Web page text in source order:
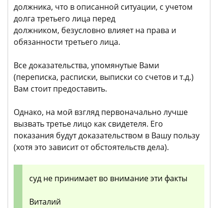
должника, что в описанной ситуации, с учетом
долга третьего лица перед
должником, безусловно влияет на права и
обязанности третьего лица.
Все доказательства, упомянутые Вами
(переписка, расписки, выписки со счетов и т.д.)
Вам стоит предоставить.
Однако, на мой взгляд первоначально лучше
вызвать третье лицо как свидетеля. Его
показания будут доказательством в Вашу пользу
(хотя это зависит от обстоятельств дела).
суд не принимает во внимание эти факты
Виталий